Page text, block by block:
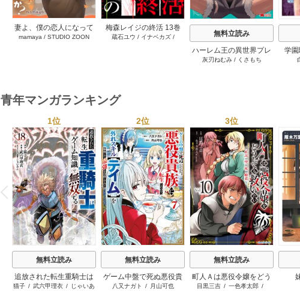
妻よ、僕の恋人になって
くれませんか？ 21巻
mamaya / STUDIO ZOON
梅森レイジの終活 13巻
蔵石ユウ / イナベカズ/
無料立読み
ハーレム王の異世界プレ
ス漫遊記 ～最強無双のお
灰刃ねむみ/ くさもち
学園
プ！
青年マンガランキング
P
r
e
v
i
o
u
s
1位
無料立読み
追放された転生重騎士は
ゲーム知識で無双する
猫子 / 武六甲理衣 / じゃいあ
2位
無料立読み
ゲーム中盤で死ぬ悪役貴
族に転生したので、外れ
八又ナガト / 月山可也
3位
無料立読み
町人Ａは悪役令嬢をどう
しても救いたい ～どぶ
目黒三吉 / 一色孝太郎 /